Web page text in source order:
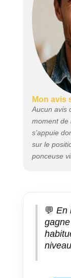
Mon avis
Aucun avis
moment de
s’appuie
sur le
ponceuse
💬 En